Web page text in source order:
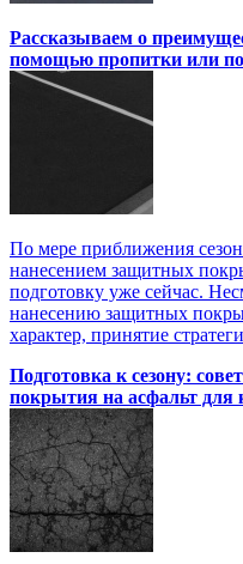
Рассказываем о
помощью пропитки или
По мере приближения
нанесением защитных
подготовку уже сейчас.
нанесению защитных
характер, принятие
Подготовка к сезону:
покрытия на асфальт для